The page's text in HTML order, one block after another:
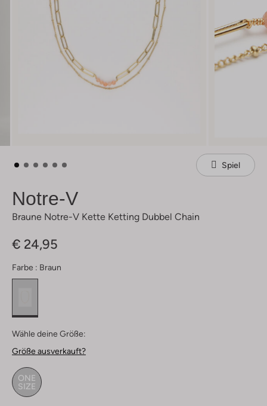
Spiel
Notre-V
Braune Notre-V Kette Ketting Dubbel Chain
€ 24,95
Farbe : Braun
Wähle deine Größe:
Größe ausverkauft?
ONE
SIZE